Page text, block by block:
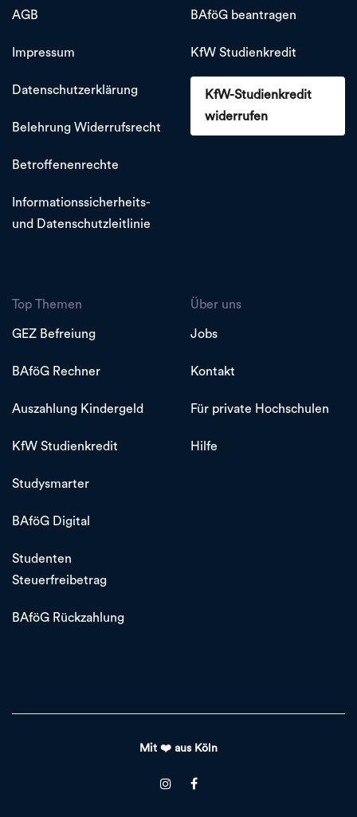
AGB
Impressum
Datenschutzerklärung
Belehrung Widerrufsrecht
Betroffenenrechte
Informationssicherheits-
und Datenschutzleitlinie
BAföG beantragen
KfW Studienkredit
KfW-Studienkredit
widerrufen
Top Themen
GEZ Befreiung
BAföG Rechner
Auszahlung Kindergeld
KfW Studienkredit
Studysmarter
BAföG Digital
Studenten
Steuerfreibetrag
BAföG Rückzahlung
Über uns
Jobs
Kontakt
Für private Hochschulen
Hilfe
Mit ❤️ aus Köln